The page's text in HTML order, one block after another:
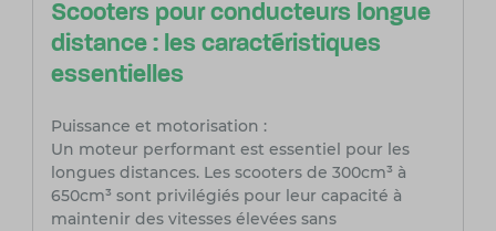
Scooters pour conducteurs longue
distance : les caractéristiques
essentielles
Puissance et motorisation :
Un moteur performant est essentiel pour les
longues distances. Les scooters de 300cm³ à
650cm³ sont privilégiés pour leur capacité à
maintenir des vitesses élevées sans